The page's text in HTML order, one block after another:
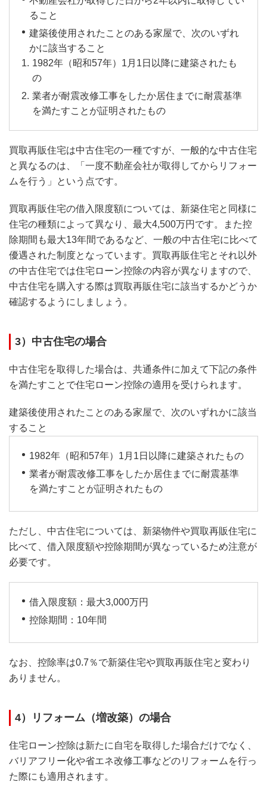
ること
建築後使用されたことのある家屋で、次のいずれ
かに該当すること
1982年（昭和57年）1月1日以降に建築されたも
の
業者が耐震改修工事をしたか居住までに耐震基準
を満たすことが証明されたもの
買取再販住宅は中古住宅の一種ですが、一般的な中古住宅
と異なるのは、「一度不動産会社が取得してからリフォー
ムを行う」という点です。
買取再販住宅の借入限度額については、新築住宅と同様に
住宅の種類によって異なり、最大4,500万円です。また控
除期間も最大13年間であるなど、一般の中古住宅に比べて
優遇された制度となっています。買取再販住宅とそれ以外
の中古住宅では住宅ローン控除の内容が異なりますので、
中古住宅を購入する際は買取再販住宅に該当するかどうか
確認するようにしましょう。
3）中古住宅の場合
中古住宅を取得した場合は、共通条件に加えて下記の条件
を満たすことで住宅ローン控除の適用を受けられます。
建築後使用されたことのある家屋で、次のいずれかに該当
すること
1982年（昭和57年）1月1日以降に建築されたもの
業者が耐震改修工事をしたか居住までに耐震基準
を満たすことが証明されたもの
ただし、中古住宅については、新築物件や買取再販住宅に
比べて、借入限度額や控除期間が異なっているため注意が
必要です。
借入限度額：最大3,000万円
控除期間：10年間
なお、控除率は0.7％で新築住宅や買取再販住宅と変わり
ありません。
4）リフォーム（増改築）の場合
住宅ローン控除は新たに自宅を取得した場合だけでなく、
バリアフリー化や省エネ改修工事などのリフォームを行っ
た際にも適用されます。